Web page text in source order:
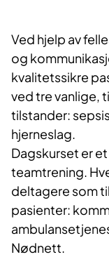
Ved hjelp av
og
kvalitetssikre
ved tre vanlige,
tilstander:
hjerneslag.
Dagskurset er
teamtrening.
deltagere som
pasienter:
Nødnett.